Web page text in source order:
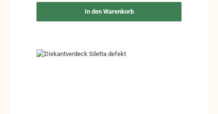
In den Warenkorb